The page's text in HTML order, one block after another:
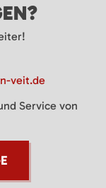
veit.de
Service von